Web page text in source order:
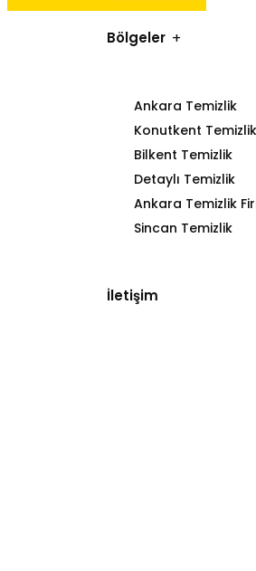
Bölgeler
Ankara Temizlik
Konutkent Temizlik
Bilkent Temizlik
Detaylı Temizlik
Ankara Temizlik
Sincan Temizlik
İletişim